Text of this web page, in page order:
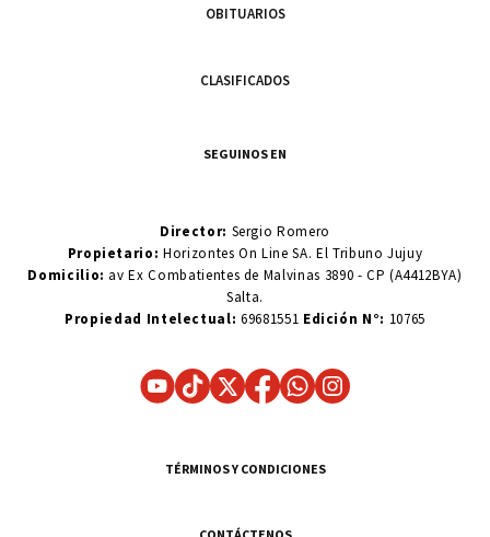
OBITUARIOS
CLASIFICADOS
SEGUINOS EN
Director: Sergio Romero
Propietario:Horizontes On Line SA. El Tribuno Jujuy
Domicilio: av Ex Combatientes de Malvinas 3890 - CP (A4412BYA)
Salta.
Propiedad Intelectual: 69681551 Edición N°: 10765
TÉRMINOS Y CONDICIONES